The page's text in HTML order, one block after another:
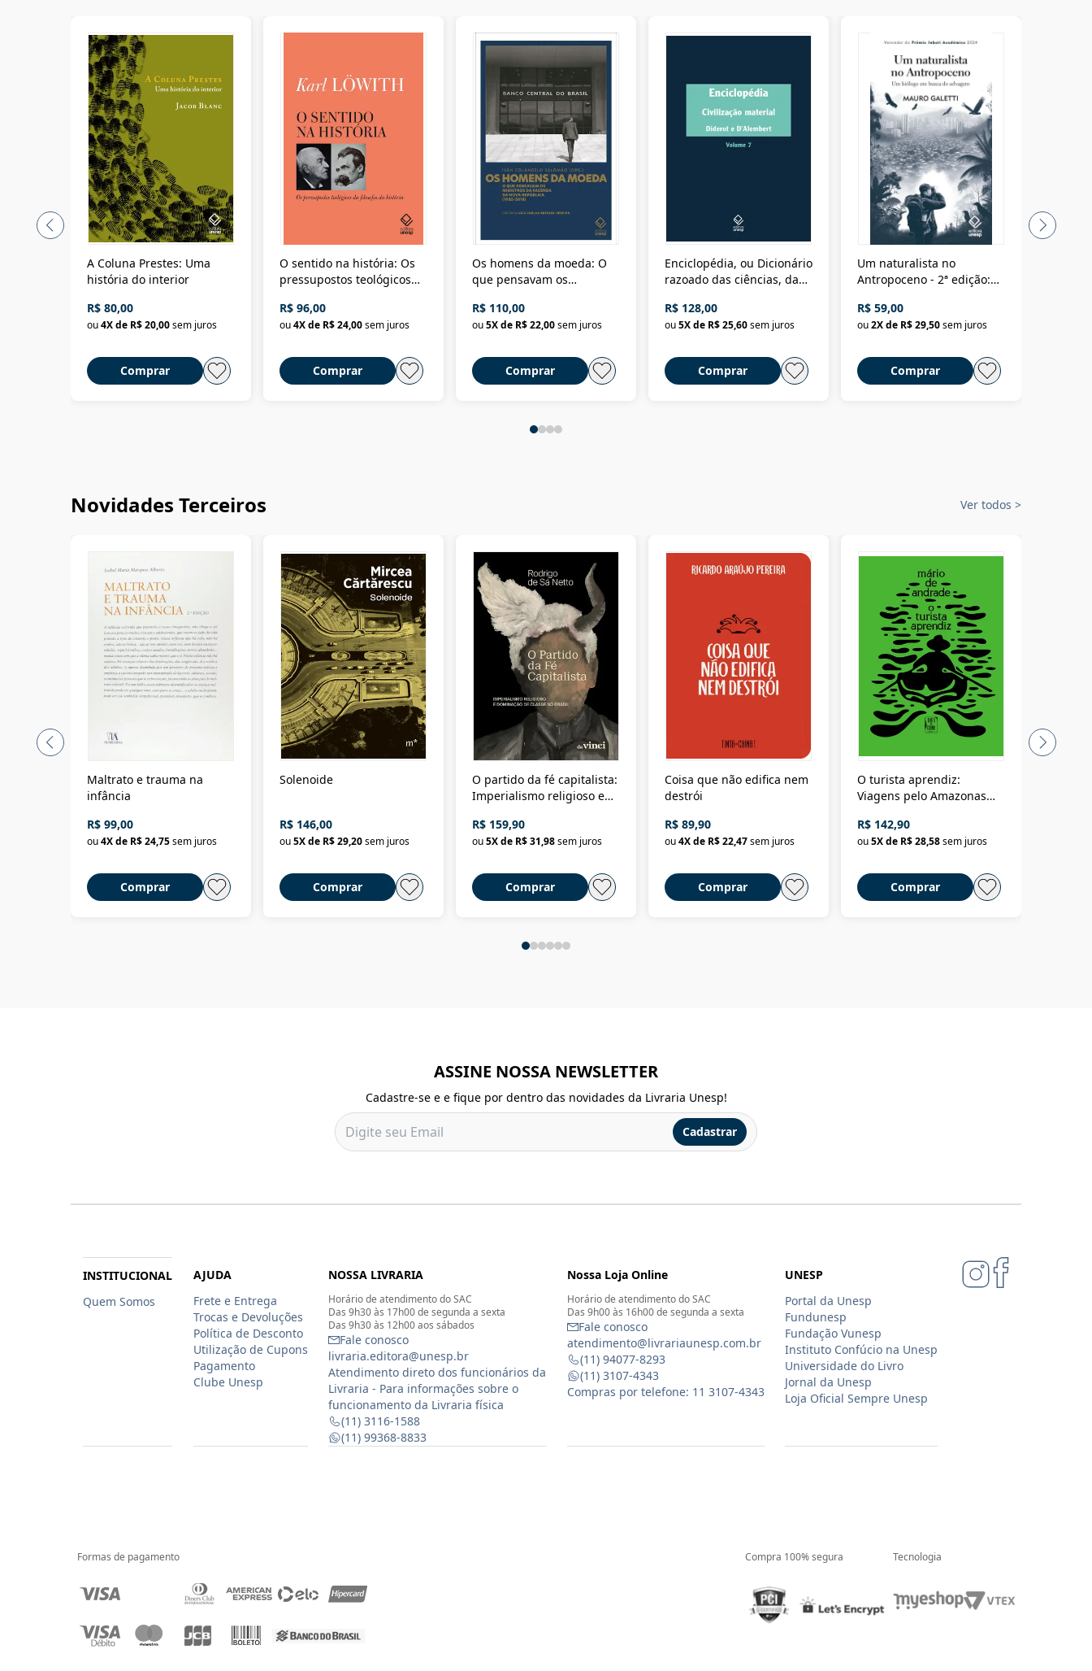
A Coluna Prestes: Uma
história do interior
R$ 80,00
ou4X de R$ 20,00sem juros
Comprar
O sentido na história: Os
pressupostos teológicos
R$ 96,00
ou4X de R$ 24,00sem juros
Comprar
Os homens da moeda: O
que pensavam os
Nova República (1985-
2018)
R$ 110,00
ou5X de R$ 22,00sem juros
Comprar
Enciclopédia, ou Dicionário
razoado das ciências, das
Civilização material
R$ 128,00
ou5X de R$ 25,60sem juros
Comprar
Um naturalista no
Antropoceno - 2ª edição:
selvagem
R$ 59,00
ou2X de R$ 29,50sem juros
Comprar
Novidades Terceiros Ver todos >
Maltrato e trauma na
infância
R$ 99,00
ou4X de R$ 24,75sem juros
Comprar
Solenoide
R$ 146,00
ou5X de R$ 29,20sem juros
Comprar
O partido da fé capitalista:
Imperialismo religioso e
Brasil
R$ 159,90
ou5X de R$ 31,98sem juros
Comprar
Coisa que não edifica nem
destrói
R$ 89,90
ou4X de R$ 22,47sem juros
Comprar
O turista aprendiz:
Viagens pelo Amazonas
até a Bolívia e por Marajó
até dizer chega
R$ 142,90
ou5X de R$ 28,58sem juros
Comprar
ASSINE NOSSA NEWSLETTER
Cadastre-se e e fique por dentro das novidades da Livraria Unesp!
Cadastrar
INSTITUCIONAL
Quem Somos
AJUDA
Frete e Entrega
Trocas e Devoluções
Política de Desconto
Utilização de Cupons
Pagamento
Clube Unesp
NOSSA LIVRARIA
Horário de atendimento do SAC
Das 9h30 às 17h00 de segunda a sexta
Das 9h30 às 12h00 aos sábados
Fale conosco
livraria.editora@unesp.br
Atendimento direto dos funcionários da
Livraria - Para informações sobre o
funcionamento da Livraria física
(11) 3116-1588
(11) 99368-8833
Nossa Loja Online
Horário de atendimento do SAC
Das 9h00 às 16h00 de segunda a sexta
Fale conosco
atendimento@livrariaunesp.com.br
(11) 94077-8293
(11) 3107-4343
Compras por telefone: 11 3107-4343
UNESP
Portal da Unesp
Fundunesp
Fundação Vunesp
Instituto Confúcio na Unesp
Universidade do Livro
Jornal da Unesp
Loja Oficial Sempre Unesp
Formas de pagamento Compra 100% segura Tecnologia